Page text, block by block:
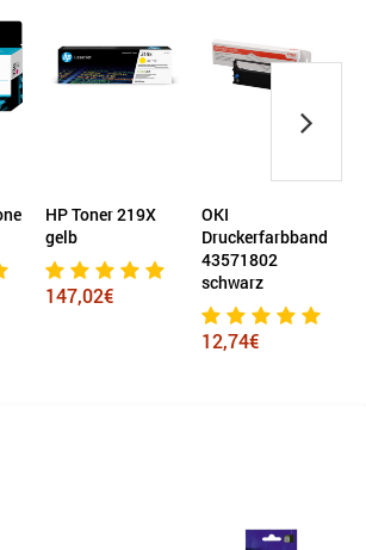
HP Toner 219X
gelb
147,02€
OKI
Druckerfarbband
43571802
schwarz
12,74€